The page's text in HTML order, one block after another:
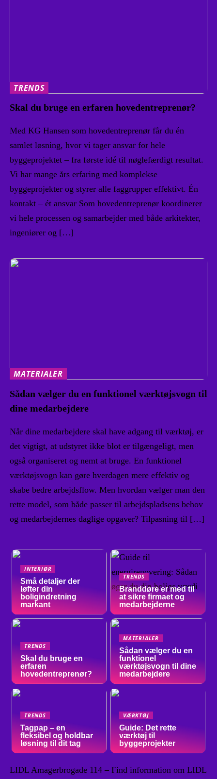
TRENDS
Skal du bruge en erfaren hovedentreprenør?
Med KG Hansen som hovedentreprenør får du én
samlet løsning, hvor vi tager ansvar for hele
byggeprojektet – fra første idé til nøglefærdigt resultat.
Vi har mange års erfaring med komplekse
byggeprojekter og styrer alle faggrupper effektivt. Én
kontakt – ét ansvar Som hovedentreprenør koordinerer
vi hele processen og samarbejder med både arkitekter,
ingeniører og […]
MATERIALER
Sådan vælger du en funktionel værktøjsvogn til
dine medarbejdere
Når dine medarbejdere skal have adgang til værktøj, er
det vigtigt, at udstyret ikke blot er tilgængeligt, men
også organiseret og nemt at bruge. En funktionel
værktøjsvogn kan gøre hverdagen mere effektiv og
skabe bedre arbejdsflow. Men hvordan vælger man den
rette model, som både passer til arbejdspladsens behov
og medarbejdernes daglige opgaver? Tilpasning til […]
INTERIØR
Små detaljer der
løfter din
boligindretning
markant
TRENDS
Branddøre er med til
at sikre firmaet og
medarbejderne
TRENDS
Skal du bruge en
erfaren
hovedentreprenør?
MATERIALER
Sådan vælger du en
funktionel
værktøjsvogn til dine
medarbejdere
TRENDS
Tagpap – en
fleksibel og holdbar
løsning til dit tag
VÆRKTØJ
Guide: Det rette
værktøj til
byggeprojekter
LIDL Amagerbrogade 114 – Find information om LIDL